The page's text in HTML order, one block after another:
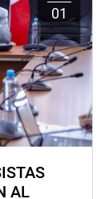
01
AL